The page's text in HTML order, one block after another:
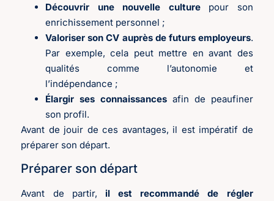
Découvrir une nouvelle culturepour son
enrichissement personnel ;
Valoriser son CV auprès de futurs employeurs.
Par exemple, cela peut mettre en avant des
qualités comme l’autonomie et
l’indépendance ;
Élargir ses connaissances afin de peaufiner
son profil.
Avant de jouir de ces avantages, il est impératif de
préparer son départ.
Préparer son départ
Avant de partir, il est recommandé de régler